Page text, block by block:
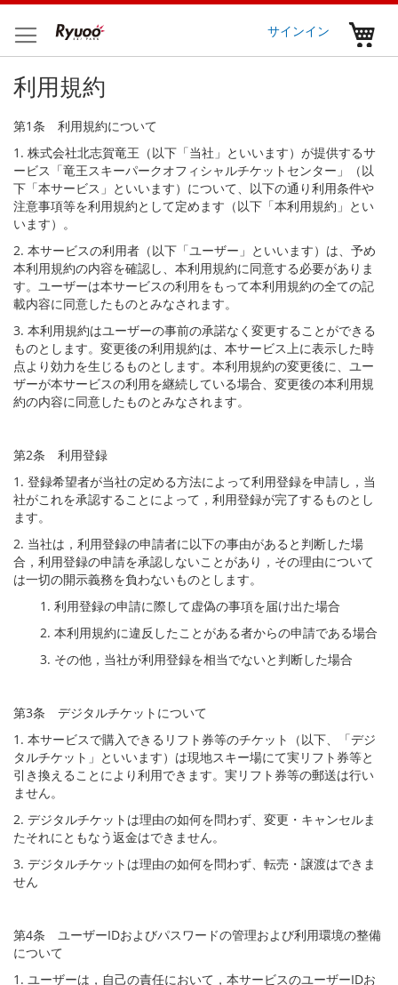
ン
テ
ツ
に
ス
キ
ッ
プ
サインイン
利用規約
第1条 利用規約について
1. 株式会社北志賀竜王（以下「当社」といいます）が提供するサ
ービス「竜王スキーパークオフィシャルチケットセンター」（以
下「本サービス」といいます）について、以下の通り利用条件や
注意事項等を利用規約として定めます（以下「本利用規約」とい
います）。
2. 本サービスの利用者（以下「ユーザー」といいます）は、予め
本利用規約の内容を確認し、本利用規約に同意する必要がありま
す。ユーザーは本サービスの利用をもって本利用規約の全ての記
載内容に同意したものとみなされます。
3. 本利用規約はユーザーの事前の承諾なく変更することができる
ものとします。変更後の利用規約は、本サービス上に表示した時
点より効力を生じるものとします。本利用規約の変更後に、ユー
ザーが本サービスの利用を継続している場合、変更後の本利用規
約の内容に同意したものとみなされます。
第2条 利用登録
1. 登録希望者が当社の定める方法によって利用登録を申請し，当
社がこれを承認することによって，利用登録が完了するものとし
ます。
2. 当社は，利用登録の申請者に以下の事由があると判断した場
合，利用登録の申請を承認しないことがあり，その理由について
は一切の開示義務を負わないものとします。
1. 利用登録の申請に際して虚偽の事項を届け出た場合
2. 本利用規約に違反したことがある者からの申請である場合
3. その他，当社が利用登録を相当でないと判断した場合
第3条 デジタルチケットについて
1. 本サービスで購入できるリフト券等のチケット（以下、「デジ
タルチケット」といいます）は現地スキー場にて実リフト券等と
引き換えることにより利用できます。実リフト券等の郵送は行い
ません。
2. デジタルチケットは理由の如何を問わず、変更・キャンセルま
たそれにともなう返金はできません。
3. デジタルチケットは理由の如何を問わず、転売・譲渡はできま
せん
第4条 ユーザーIDおよびパスワードの管理および利用環境の整備
について
1. ユーザーは，自己の責任において，本サービスのユーザーIDお